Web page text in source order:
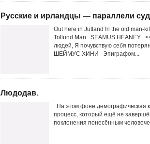
Русские и ирландцы — параллели
Out here in Jutland In the old man-
Tollund Man SEAMUS HEANEY
людей, Я почувствую себя
ШЕЙМУС ХИНИ Эпиграфом...
Людодав.
На этом фоне демографическая
процесс, который ещё не
поклонения понесённым